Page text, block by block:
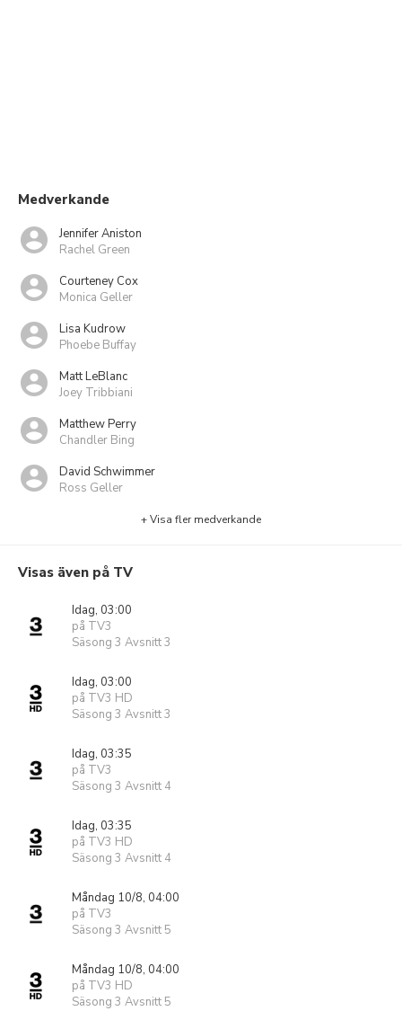
Medverkande
Jennifer Aniston
Rachel Green
Courteney Cox
Monica Geller
Lisa Kudrow
Phoebe Buffay
Matt LeBlanc
Joey Tribbiani
Matthew Perry
Chandler Bing
David Schwimmer
Ross Geller
+ Visa fler medverkande
Visas även på TV
Idag, 03:00
på TV3
Säsong 3 Avsnitt 3
Idag, 03:00
på TV3 HD
Säsong 3 Avsnitt 3
Idag, 03:35
på TV3
Säsong 3 Avsnitt 4
Idag, 03:35
på TV3 HD
Säsong 3 Avsnitt 4
Måndag 10/8, 04:00
på TV3
Säsong 3 Avsnitt 5
Måndag 10/8, 04:00
på TV3 HD
Säsong 3 Avsnitt 5